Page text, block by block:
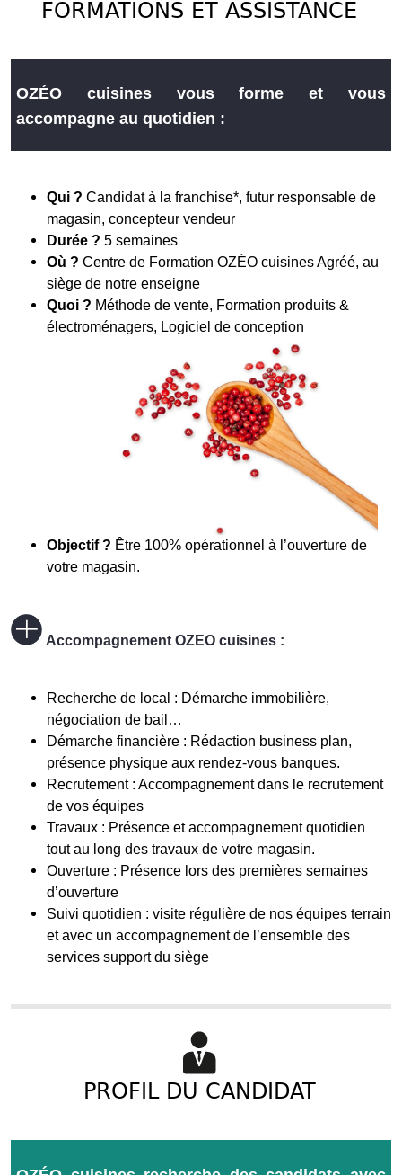
FORMATIONS ET ASSISTANCE
OZÉO cuisines vous forme et vous
accompagne au quotidien :
Qui ? Candidat à la franchise*, futur responsable de
magasin, concepteur vendeur
Durée ? 5 semaines
Où ? Centre de Formation OZÉO cuisines Agréé, au
siège de notre enseigne
Quoi ? Méthode de vente, Formation produits &
électroménagers, Logiciel de conception
Objectif ? Être 100% opérationnel à l’ouverture de
votre magasin.
Accompagnement OZEO cuisines :
Recherche de local : Démarche immobilière,
négociation de bail…
Démarche financière : Rédaction business plan,
présence physique aux rendez-vous banques.
Recrutement : Accompagnement dans le recrutement
de vos équipes
Travaux : Présence et accompagnement quotidien
tout au long des travaux de votre magasin.
Ouverture : Présence lors des premières semaines
d’ouverture
Suivi quotidien : visite régulière de nos équipes terrain
et avec un accompagnement de l’ensemble des
services support du siège
PROFIL DU CANDIDAT